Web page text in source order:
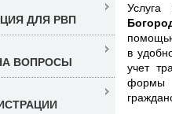
в
учет
формы
ДЛЯ РВП
ВОПРОСЫ